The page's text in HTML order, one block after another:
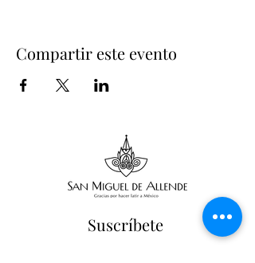
Compartir este evento
Suscríbete